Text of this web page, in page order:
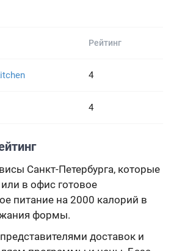
Рейтинг
4
4
Санкт-Петербурга, которые
в офис готовое
питание на 2000 калорий в
формы.
доставок и